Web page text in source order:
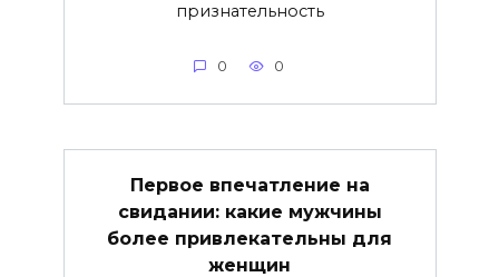
признательность
0 0
Первое впечатление на
свидании: какие мужчины
более привлекательны для
женщин